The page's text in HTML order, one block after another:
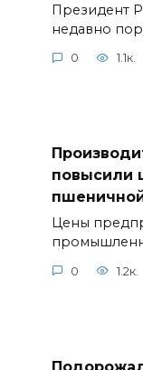
Президент
недавно
0 1.1к.
повысили
Цены
0 1.2к.